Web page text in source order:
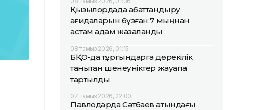
Қызылордада абаттандыру
қағидаларын бұзған 7 мыңнан
астам адам жазаланды
08 тамыз 2026, 01:15
БҚО-да тұрғындарға дөрекілік
танытқан шенеуніктер жауапқа
тартылды
07 тамыз 2026, 22:00
Павлодарда Сәтбаев атындағы